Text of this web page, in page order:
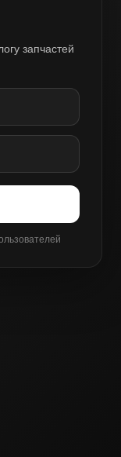
запчастей